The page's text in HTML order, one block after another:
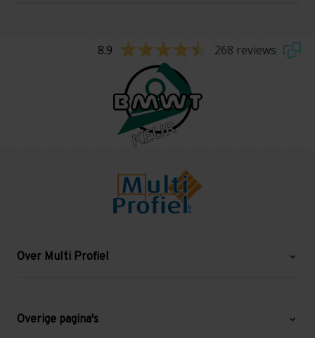
8.9 268 reviews
Over Multi Profiel
Blog
Overige pagina's